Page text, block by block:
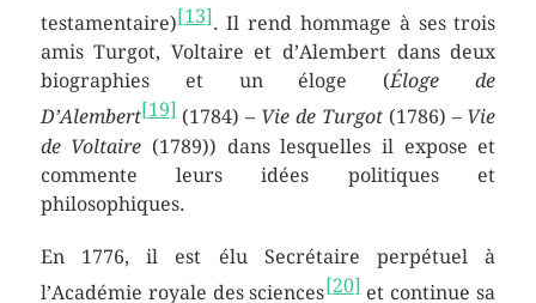
testamentaire)[13]. Il rend hommage à ses trois
amis Turgot, Voltaire et d’Alembert dans deux
biographies et un éloge (Éloge de
D’Alembert[19](1784) – Vie de Turgot(1786) – Vie
de Voltaire (1789)) dans lesquelles il expose et
commente leurs idées politiques et
philosophiques.
En 1776, il est élu Secrétaire perpétuel à
l’Académie royale des sciences[20]et continue sa